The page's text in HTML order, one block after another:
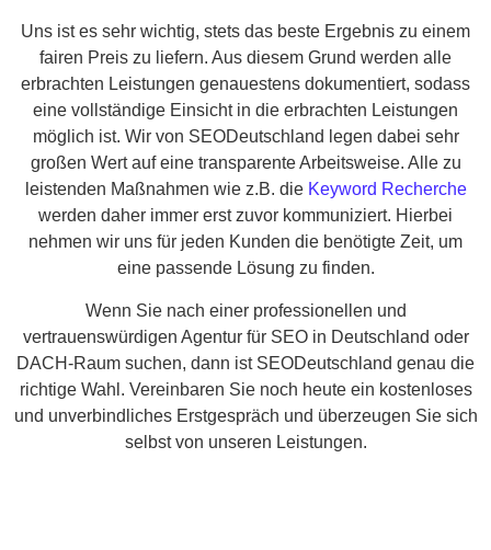
Uns ist es sehr wichtig, stets das beste Ergebnis zu einem
fairen Preis zu liefern. Aus diesem Grund werden alle
erbrachten Leistungen genauestens dokumentiert, sodass
eine vollständige Einsicht in die erbrachten Leistungen
möglich ist. Wir von SEODeutschland legen dabei sehr
großen Wert auf eine transparente Arbeitsweise. Alle zu
leistenden Maßnahmen wie z.B. die Keyword Recherche
werden daher immer erst zuvor kommuniziert. Hierbei
nehmen wir uns für jeden Kunden die benötigte Zeit, um
eine passende Lösung zu finden.
Wenn Sie nach einer professionellen und
vertrauenswürdigen Agentur für SEO in Deutschland oder
DACH-Raum suchen, dann ist SEODeutschland genau die
richtige Wahl. Vereinbaren Sie noch heute ein kostenloses
und unverbindliches Erstgespräch und überzeugen Sie sich
selbst von unseren Leistungen.